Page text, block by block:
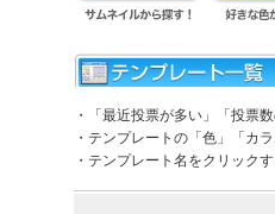
・「最近投票が多い」「投票
・テンプレートの「色」「カ
・テンプレート名をクリック